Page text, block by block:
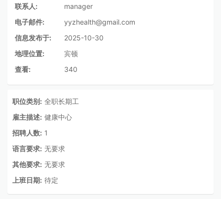
联系人:
manager
电子邮件:
yyzhealth@gmail.com
信息发布于:
2025-10-30
地理位置:
宾顿
查看:
340
职位类别: 全职长期工
雇主描述: 健康中心
招聘人数: 1
语言要求: 无要求
其他要求: 无要求
上班日期: 待定